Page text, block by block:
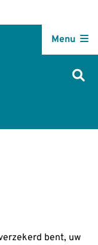
Menu
bent, uw